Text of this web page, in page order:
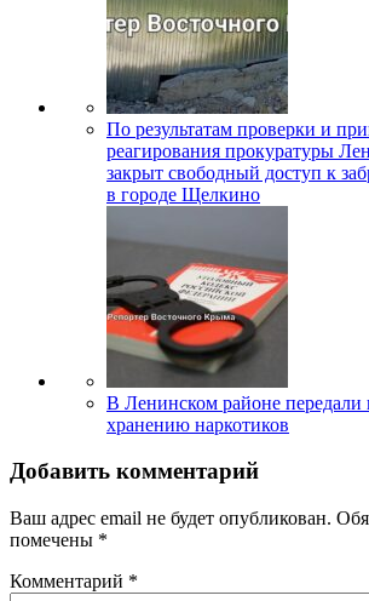
По результатам проверки и
реагирования прокуратуры
закрыт свободный доступ к
в городе Щелкино
В Ленинском районе передали
хранению наркотиков
Добавить комментарий
Ваш адрес email не будет опубликован.
помечены *
Комментарий *